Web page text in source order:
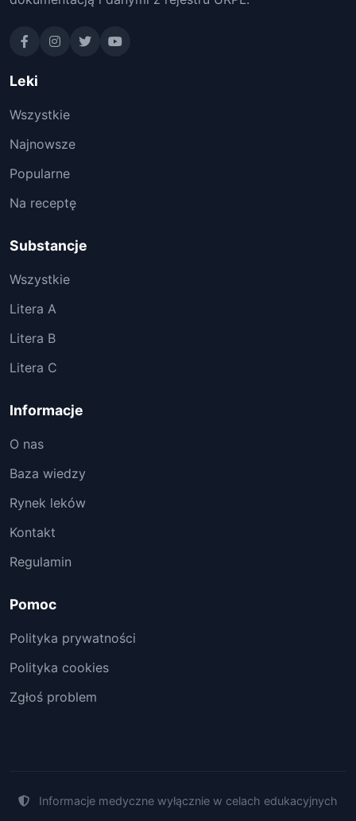
Leki
Wszystkie
Najnowsze
Popularne
Na receptę
Substancje
Wszystkie
Litera A
Litera B
Litera C
Informacje
O nas
Baza wiedzy
Rynek leków
Kontakt
Regulamin
Pomoc
Polityka prywatności
Polityka cookies
Zgłoś problem
Informacje medyczne wyłącznie w celach edukacyjnych